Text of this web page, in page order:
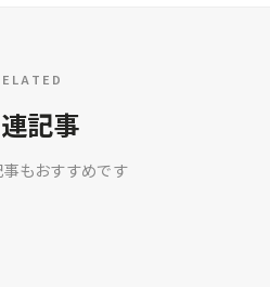
記事
事もおすすめです